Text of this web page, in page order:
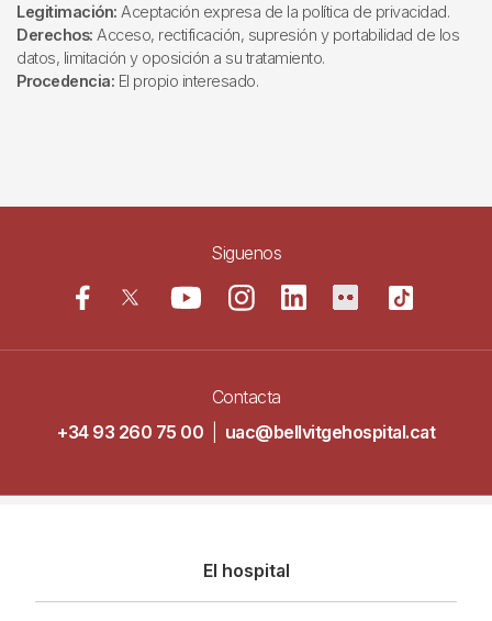
Legitimación: Aceptación expresa de la política de privacidad.
Derechos: Acceso, rectificación, supresión y portabilidad de los
datos, limitación y oposición a su tratamiento.
Procedencia: El propio interesado.
Siguenos
Contacta
+34 93 260 75 00
uac@bellvitgehospital.cat
principal
El hospital